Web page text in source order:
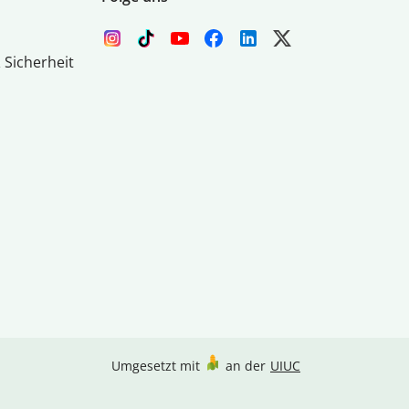
Umgesetzt mit an der UIUC